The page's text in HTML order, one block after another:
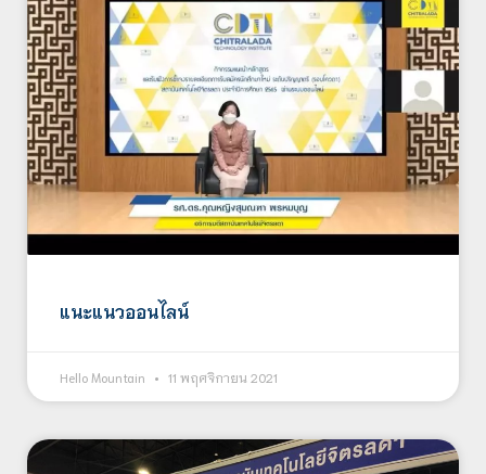
แนะแนวออนไลน์
Hello Mountain 11 พฤศจิกายน 2021